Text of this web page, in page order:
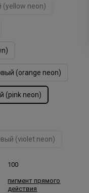
neon)
(orange neon)
(pink neon)
(violet neon)
100
пигмент прямого
действия